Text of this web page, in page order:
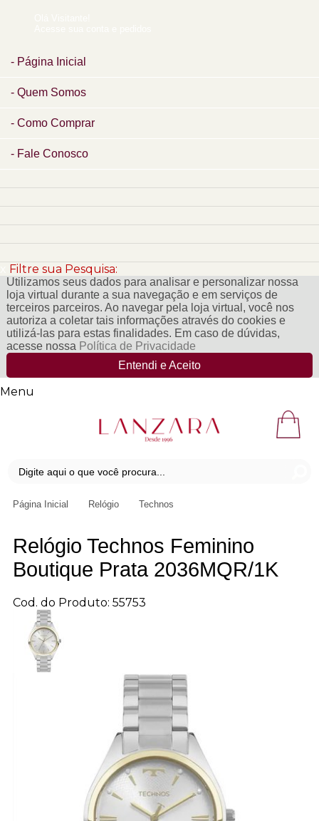
Página Inicial
Quem Somos
Como Comprar
Fale Conosco
Filtre sua Pesquisa:
Utilizamos seus dados para analisar e personalizar nossa
loja virtual durante a sua navegação e em serviços de
terceiros parceiros. Ao navegar pela loja virtual, você nos
autoriza a coletar tais informações através do cookies e
utilizá-las para estas finalidades. Em caso de dúvidas,
acesse nossa Política de Privacidade
Entendi e Aceito
Menu
Página Inicial Relógio Technos
Relógio Technos Feminino
Boutique Prata 2036MQR/1K
Cod. do Produto: 55753